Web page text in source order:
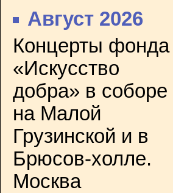
Август 2026
Концерты фонда
«Искусство
добра» в соборе
на Малой
Грузинской и в
Брюсов-холле.
Москва